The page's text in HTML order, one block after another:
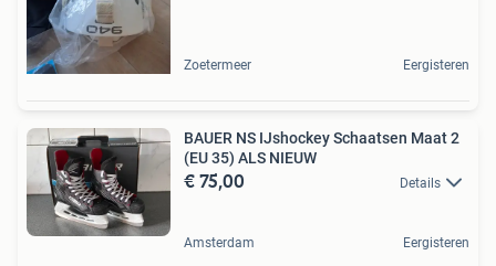
Zoetermeer Eergisteren
BAUER NS IJshockey Schaatsen Maat 2
(EU 35) ALS NIEUW
€ 75,00 Details
Amsterdam Eergisteren